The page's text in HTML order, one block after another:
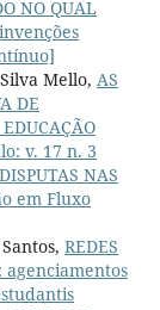
NO QUAL
Mello, AS
DE
v. 17 n. 3
NAS
em Fluxo
REDES
agenciamentos